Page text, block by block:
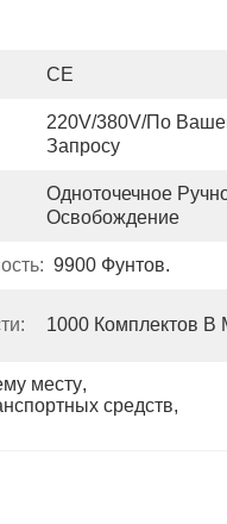
CE
220V/380V/по
Запросу
Одноточечное
Освобождение
9900 Фунтов.
1000 Комплектов В
месту,
средств,